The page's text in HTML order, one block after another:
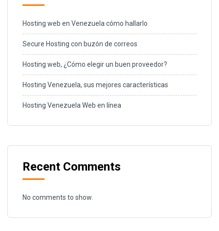
Hosting web en Venezuela cómo hallarlo
Secure Hosting con buzón de correos
Hosting web, ¿Cómo elegir un buen proveedor?
Hosting Venezuela, sus mejores características
Hosting Venezuela Web en línea
Recent Comments
No comments to show.